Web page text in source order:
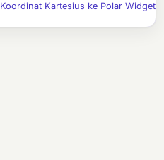
Kartesius ke Polar Widget